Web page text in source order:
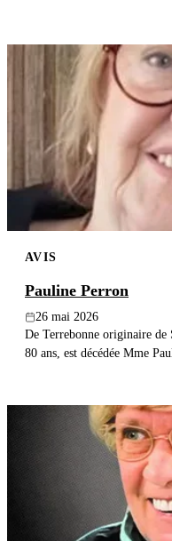
AVIS
Pauline Perron
26 mai 2026
De Terrebonne originaire de
80 ans, est décédée Mme